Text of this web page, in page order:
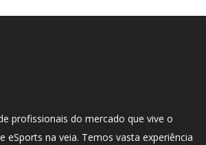
profissionais do mercado que vive o
eSports na veia. Temos vasta experiência